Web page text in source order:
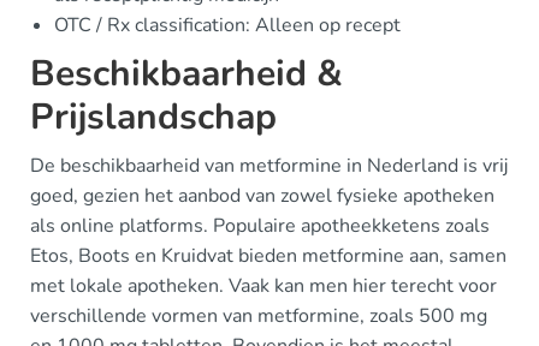
OTC / Rx classification: Alleen op recept
Beschikbaarheid &
Prijslandschap
De beschikbaarheid van metformine in Nederland is vrij
goed, gezien het aanbod van zowel fysieke apotheken
als online platforms. Populaire apotheekketens zoals
Etos, Boots en Kruidvat bieden metformine aan, samen
met lokale apotheken. Vaak kan men hier terecht voor
verschillende vormen van metformine, zoals 500 mg